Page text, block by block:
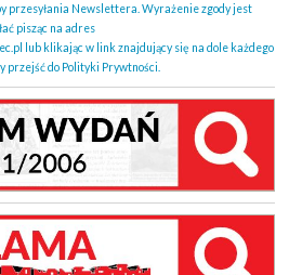
przesyłania Newslettera. Wyrażenie zgody jest
pisząc na adres
lub klikając w link znajdujący się na dole każdego
do Polityki Prywtności.